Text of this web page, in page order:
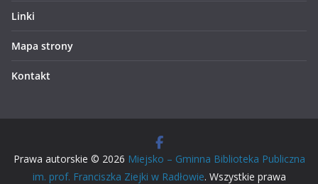
Linki
Mapa strony
Kontakt
Prawa autorskie © 2026 Miejsko – Gminna Biblioteka Publiczna
im. prof. Franciszka Ziejki w Radłowie. Wszystkie prawa